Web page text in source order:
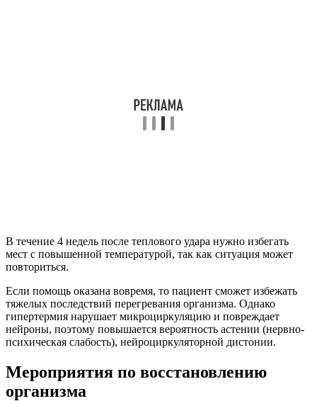
В течение 4 недель после теплового удара нужно избегать
мест с повышенной температурой, так как ситуация может
повториться.
Если помощь оказана вовремя, то пациент сможет избежать
тяжелых последствий перегревания организма. Однако
гипертермия нарушает микроциркуляцию и повреждает
нейроны, поэтому повышается вероятность астении (нервно-
психическая слабость), нейроциркуляторной дистонии.
Мероприятия по восстановлению
организма